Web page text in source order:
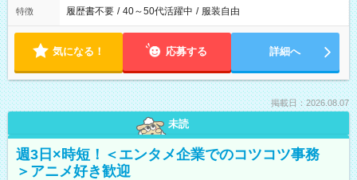
特徴 履歴書不要 / 40～50代活躍中 / 服装自由
気になる！ 応募する 詳細へ
掲載日：2026.08.07
未読
週3日×時短！＜エンタメ企業でのコツコツ事務
＞アニメ好き歓迎